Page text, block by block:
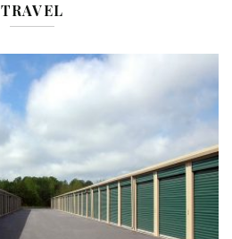
TRAVEL